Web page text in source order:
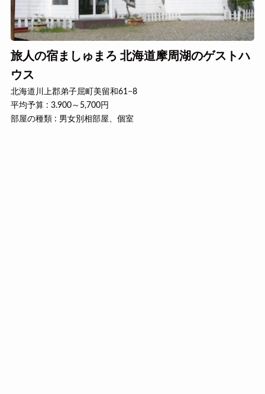
旅人の宿ましゅまろ 北海道摩周湖のゲストハ
ウス
北海道川上郡弟子屈町美留和61−8
平均予算 : 3.900～5,700円
部屋の種類 : 男女別相部屋、個室